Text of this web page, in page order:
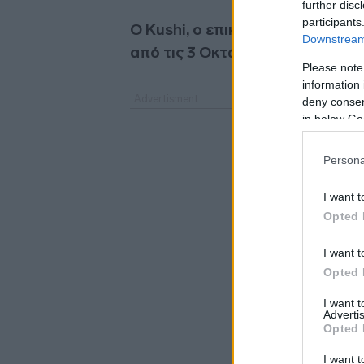
further
Please
information
deny
in below
I want
Opted
I want
Opted
I want
Opted
I want
Ο Kushi, ο επικεφαλής νομικός
από τις 3 Οκτωβρίου.